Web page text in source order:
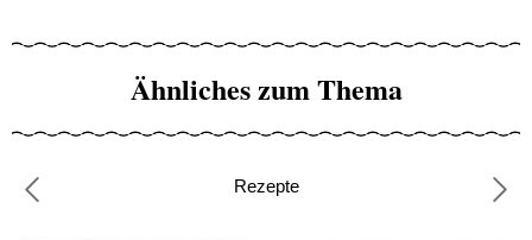
Ähnliches zum Thema
Rezepte